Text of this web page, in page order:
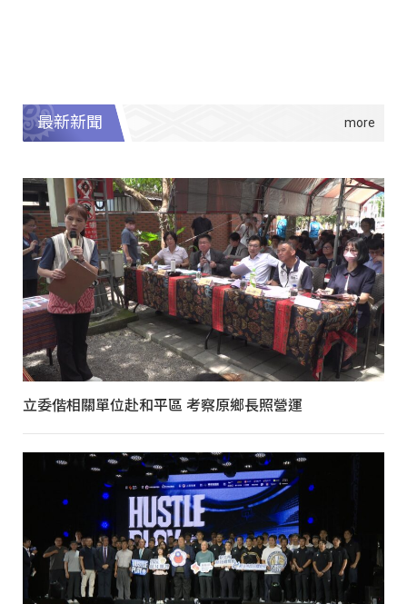
最新新聞
立委偕相關單位赴和平區 考察原鄉長照營運